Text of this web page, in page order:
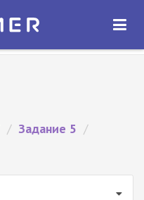
ОТКРЫТЬ
/ Задание 5 /